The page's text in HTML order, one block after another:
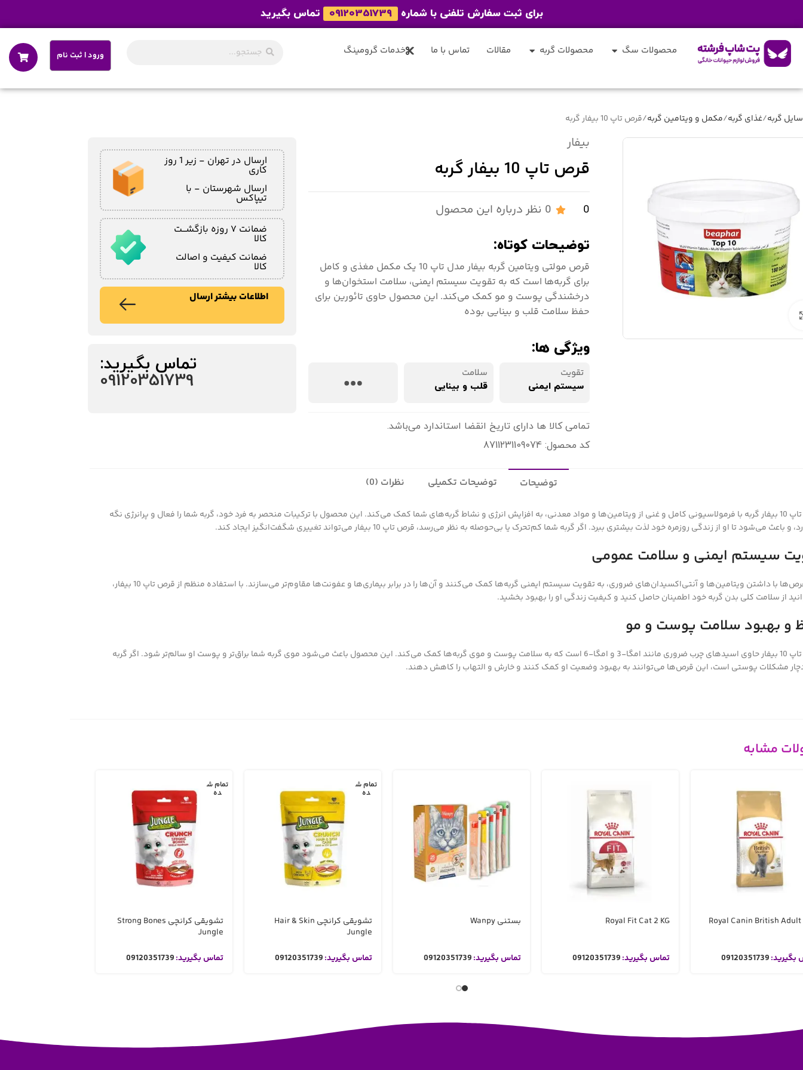
برای ثبت سفارش تلفنی با شماره 09120351739 تماس بگیرید
محصولات سگ محصولات گربه مقالات تماس با ما خدمات گرومینگ ورود | ثبت نام
گربه غذای گربه مکمل و ویتامین گربه قرص تاپ 10 بیفار گربه
بیفار
قرص تاپ 10 بیفار گربه
0 0 نظر درباره این محصول
توضیحات کوتاه:
قرص مولتی ویتامین گربه بیفار مدل تاپ 10 یک مکمل مغذی و کامل
برای گربه‌ها است که به تقویت سیستم ایمنی، سلامت استخوان‌ها و
درخشندگی پوست و مو کمک می‌کند. این محصول حاوی تائورین برای
حفظ سلامت قلب و بینایی بوده
ویژگی ها:
تقویت
سیستم ایمنی
سلامت
قلب و بینایی
تمامی کالا ها دارای تاریخ انقضا استاندارد می‌باشد.
کد محصول: 8711231109074
ارسال در تهران - زیر 1 روز
کاری
ارسال شهرستان - با
تیپاکس
ضمانت ۷ روزه بازگشـــت
کالا
ضمانت کیفیت و اصالت
کالا
اطلاعات بیشتر ارسال
تماس بگیرید:
09120351739
توضیحات توضیحات تکمیلی نظرات (0)
قرص تاپ 10 بیفار گربه با فرمولاسیونی کامل و غنی از ویتامین‌ها و مواد معدنی، به افزایش انرژی و نشاط گربه‌های شما کمک می‌کند. این محصول با ترکیبات منحصر به فرد خود، گربه شما را فعال و پرانرژی نگه
و باعث می‌شود تا او از زندگی روزمره خود لذت بیشتری ببرد. اگر گربه شما کم‌تحرک یا بی‌حوصله به نظر می‌رسد، قرص تاپ 10 بیفار می‌تواند تغییری شگفت‌انگیز ایجاد کند.
سیستم ایمنی و سلامت عمومی
این قرص‌ها با داشتن ویتامین‌ها و آنتی‌اکسیدان‌های ضروری، به تقویت سیستم ایمنی گربه‌ها کمک می‌کنند و آن‌ها را در برابر بیماری‌ها و عفونت‌ها مقاوم‌تر می‌سازند. با استفاده منظم از قرص تاپ 10 بیفار،
از سلامت کلی بدن گربه خود اطمینان حاصل کنید و کیفیت زندگی او را بهبود بخشید.
و بهبود سلامت پوست و مو
قرص تاپ 10 بیفار حاوی اسیدهای چرب ضروری مانند امگا-3 و امگا-6 است که به سلامت پوست و موی گربه‌ها کمک می‌کند. این محصول باعث می‌شود موی گربه شما براق‌تر و پوست او سالم‌تر شود. اگر گربه
مشکلات پوستی است، این قرص‌ها می‌توانند به بهبود وضعیت او کمک کنند و خارش و التهاب را کاهش دهند.
مشابه
Royal Canin British
بگیرید:09120351739
Royal Fit Cat 2 KG
تماس بگیرید:09120351739
بستنی Wanpy
تماس بگیرید:09120351739
تمام ش
ده
تشویقی کرانچی Hair & Skin
Jungle
تماس بگیرید:09120351739
تمام ش
ده
تشویقی کرانچی Strong Bones
Jungle
تماس بگیرید:09120351739